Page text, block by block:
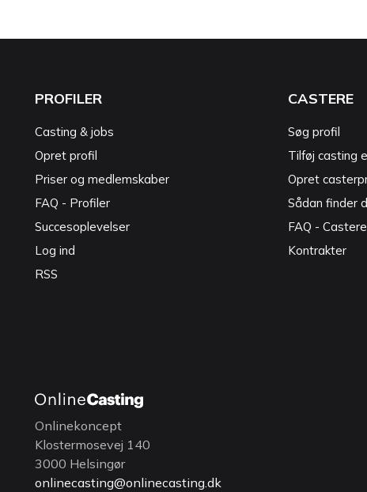
PROFILER
Casting & jobs
Opret profil
Priser og medlemskaber
FAQ - Profiler
Succesoplevelser
Log ind
RSS
CASTERE
Søg profil
Tilføj casting
Opret
Sådan finder
FAQ - Castere
Kontrakter
Onlinekoncept
Klostermosevej 140
3000 Helsingør
onlinecasting@onlinecasting.dk